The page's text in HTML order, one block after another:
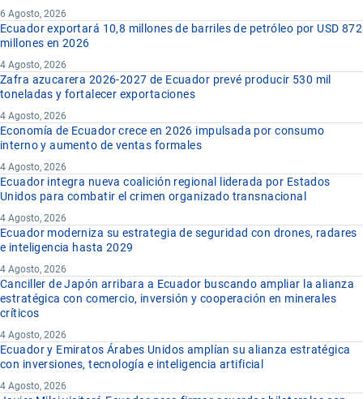
6 Agosto, 2026
Ecuador exportará 10,8 millones de barriles de petróleo por USD 872
millones en 2026
4 Agosto, 2026
Zafra azucarera 2026-2027 de Ecuador prevé producir 530 mil
toneladas y fortalecer exportaciones
4 Agosto, 2026
Economía de Ecuador crece en 2026 impulsada por consumo
interno y aumento de ventas formales
4 Agosto, 2026
Ecuador integra nueva coalición regional liderada por Estados
Unidos para combatir el crimen organizado transnacional
4 Agosto, 2026
Ecuador moderniza su estrategia de seguridad con drones, radares
e inteligencia hasta 2029
4 Agosto, 2026
Canciller de Japón arribara a Ecuador buscando ampliar la alianza
estratégica con comercio, inversión y cooperación en minerales
críticos
4 Agosto, 2026
Ecuador y Emiratos Árabes Unidos amplían su alianza estratégica
con inversiones, tecnología e inteligencia artificial
4 Agosto, 2026